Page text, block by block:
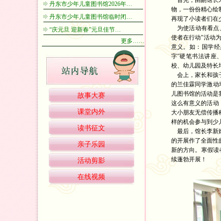
丹东市少年儿童图书馆2026年…
丹东市少年儿童图书馆临时闭…
“庆元旦 迎新春”元旦佳节…
更多……
故事大赛
课堂内外
读书征文
亲子乐园
活动剪影
在线视频
物，一份份精心绘
再现了小读者们在
为使活动有看点
使者在行动”活动
意义。如：国学
字”硬笔书法讲座
校、幼儿园及特长
会上，家长和孩
的兰佳霖同学激
儿图书馆的活动
这么有意义的活
大小朋友无偿传播
样的机会参与到少
最后，馆长李新
的开展作了全面性
新的方向。寒假
续蓬勃开展！